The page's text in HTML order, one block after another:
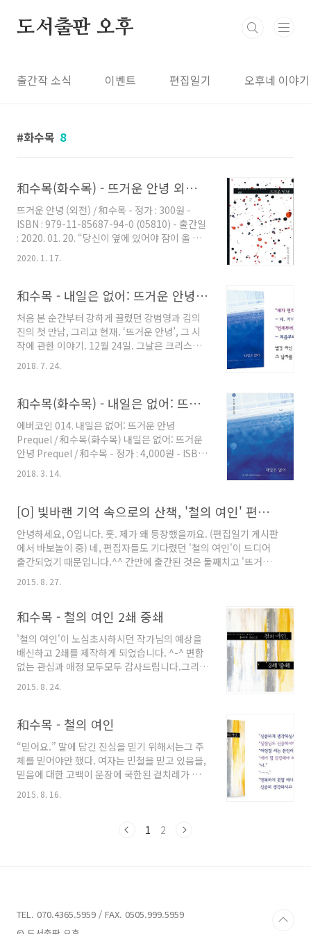
도서출판 오후
출간작 소식 이벤트 편집일기 오후네 이야기
화수목 8
和수목(화수목) - 뜨거운 안녕 외전 [eBook]
뜨거운 안녕 (외전) / 和수목 - 정가 : 300원 -
ISBN : 979-11-85687-94-0 (05810) - 출간일
: 2020. 01. 20. “당신이 옆에 있어야 잠이 올 것
같아요.” “옆에 있잖아.” 강범영에게 사랑은 뫼
비우스의 띠였다. 끝없는 희열인 동시에 반복되
이에 아이가 생기고, 떨어져 있는 시간이 늘어나
이의 ‘엄마’이기 이전에 그가 사랑하는 ‘여자’였
다. 그녀를 향한 병적인 집착은 아이보다 강범영
이 더 심각했다. 더 이상은 안 돼. 의진 없는 시간
에 갇혀서는 이성을 유지할 자신이 없었다. 그래
공..
2020. 1. 17.
和수목 - 내일은 없어: 뜨거운 안녕 Prequel
처음 본 순간부터 강하게 끌렸던 강범영과 김의
진의 첫 만남, 그리고 현재. ‘뜨거운 안녕’, 그 시
작에 관한 이야기. 12월 24일. 그날은 크리스마
스이브였다. 1년 중 가장 불행한 날. - 제가 돌려
받아야 할 이유가 있습니까? “받은 사람이 원치
니다. 예민한 본능이 위험을 알려 왔지만 때는 이
는 목소리. 그에게는 잘생겼다는 말로는 부족한
남다른 분위기가 있었다. “왜 안 받으세요?” “생
각 중이었습니다. 당신의 목적이 정말 이것뿐인
가.” “…….” “식사, 하셨습니까.” 이건 우연일까,
지만 지금은 알 수 ..
2018. 7. 24.
和수목(화수목) - 내일은 없어: 뜨거운 안녕 Prequel
에버코인 014. 내일은 없어: 뜨거운 안녕
Prequel / 和수목(화수목) 내일은 없어: 뜨거운
안녕 Prequel / 和수목 - 정가 : 4,000원 - ISBN :
979-11-85687-70-4 (05810) - 출간일 : 2018.
03. 16. 12월 24일. 그날은 크리스마스이브였다.
유가 있습니까? “받은 사람이 원치 않으니까요.”
- 정 그러시다면, 직접 돌려받겠습니다. 예민한
본능이 위험을 알려 왔다. 하지만 뱉은 말을 주워
담기에는 이미 늦은 뒤였다. “오셨습니까.” 온 신
경을 사로잡는 목소리. 그에게는 잘생겼다는 말
로는 부족한 남다른 분위기가 있었다. “왜 안 받
2018. 3. 14.
[O] 빛바랜 기억 속으로의 산책, '철의 여인' 편집일기
안녕하세요, O입니다. 훗. 제가 왜 등장했을까요. (편집일기 게시판
에서 바보놀이 중) 네, 편집자들도 기다렸던 '철의 여인'이 드디어
출간되었기 때문입니다.^^ 간만에 출간된 것은 둘째치고 '뜨거운
란합니다요, 아주. (보신 분들은 자~알 아실 거라 생각합니다.) 그래
손으로 짚어가는 듯한 느낌의 글입니다. 그리고 마침내 터널의 끝에
도달했을 때 숨겨졌던 실체가 환하게 드러나지요. 하지만 그 후에
도, 터널을 지나면서 손끝으로 느낀 감촉의 정체를 계속 생각하게
만들기도 합니다. 기억이란 게 그렇습니다. 선명한 것 같은데 세세
히 들여다보면 흐릿하기도 하고 생각과 다르기도..
2015. 8. 27.
和수목 - 철의 여인 2쇄 중쇄
'철의 여인'이 노심초사하시던 작가님의 예상을
배신하고 2쇄를 제작하게 되었습니다. ^-^ 변함
없는 관심과 애정 모두모두 감사드립니다.그리고
한 오후 보내세요! >_
2015. 8. 24.
和수목 - 철의 여인
“믿어요.” 말에 담긴 진심을 믿기 위해서는그 주
체를 믿어야만 했다. 여자는 민철을 믿고 있음을,
믿음에 대한 고백이 문장에 국한된 겉치레가 아
드디어 그는 여자의 믿음을 얻었다.이제부터는
모든 진실이 밝혀졌을 때 그녀를 완전히 무너뜨
보다 훨씬 더 달콤했으므로. 철의 여인 / 和수목 -
정가 : 10,000원 - 총 PAGE : 440p - 가로*세로 :
2015. 8. 16.
1 2
TEL. 070.4365.5959 / FAX. 0505.999.5959